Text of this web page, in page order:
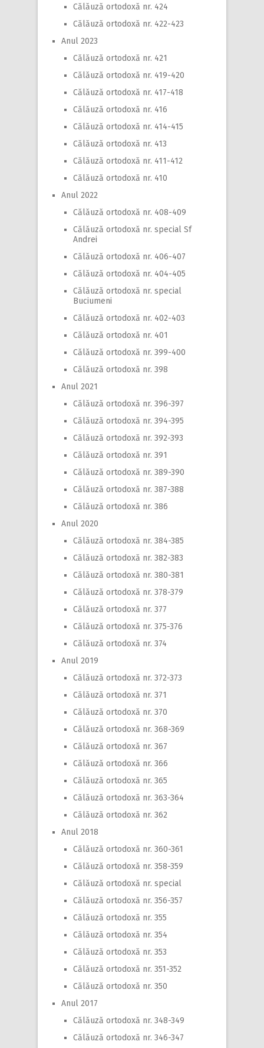
Călăuză ortodoxă nr. 424
Călăuză ortodoxă nr. 422-423
Anul 2023
Călăuză ortodoxă nr. 421
Călăuză ortodoxă nr. 419-420
Călăuză ortodoxă nr. 417-418
Călăuză ortodoxă nr. 416
Călăuză ortodoxă nr. 414-415
Călăuză ortodoxă nr. 413
Călăuză ortodoxă nr. 411-412
Călăuză ortodoxă nr. 410
Anul 2022
Călăuză ortodoxă nr. 408-409
Călăuză ortodoxă nr. special Sf
Andrei
Călăuză ortodoxă nr. 406-407
Călăuză ortodoxă nr. 404-405
Călăuză ortodoxă nr. special
Buciumeni
Călăuză ortodoxă nr. 402-403
Călăuză ortodoxă nr. 401
Călăuză ortodoxă nr. 399-400
Călăuză ortodoxă nr. 398
Anul 2021
Călăuză ortodoxă nr. 396-397
Călăuză ortodoxă nr. 394-395
Călăuză ortodoxă nr. 392-393
Călăuză ortodoxă nr. 391
Călăuză ortodoxă nr. 389-390
Călăuză ortodoxă nr. 387-388
Călăuză ortodoxă nr. 386
Anul 2020
Călăuză ortodoxă nr. 384-385
Călăuză ortodoxă nr. 382-383
Călăuză ortodoxă nr. 380-381
Călăuză ortodoxă nr. 378-379
Călăuză ortodoxă nr. 377
Călăuză ortodoxă nr. 375-376
Călăuză ortodoxă nr. 374
Anul 2019
Călăuză ortodoxă nr. 372-373
Călăuză ortodoxă nr. 371
Călăuză ortodoxă nr. 370
Călăuză ortodoxă nr. 368-369
Călăuză ortodoxă nr. 367
Călăuză ortodoxă nr. 366
Călăuză ortodoxă nr. 365
Călăuză ortodoxă nr. 363-364
Călăuză ortodoxă nr. 362
Anul 2018
Călăuză ortodoxă nr. 360-361
Călăuză ortodoxă nr. 358-359
Călăuză ortodoxă nr. special
Călăuză ortodoxă nr. 356-357
Călăuză ortodoxă nr. 355
Călăuză ortodoxă nr. 354
Călăuză ortodoxă nr. 353
Călăuză ortodoxă nr. 351-352
Călăuză ortodoxă nr. 350
Anul 2017
Călăuză ortodoxă nr. 348-349
Călăuză ortodoxă nr. 346-347